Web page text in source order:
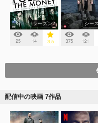
シーズン2
25 14 3.5
シー
375 121
配信中の映画 7作品